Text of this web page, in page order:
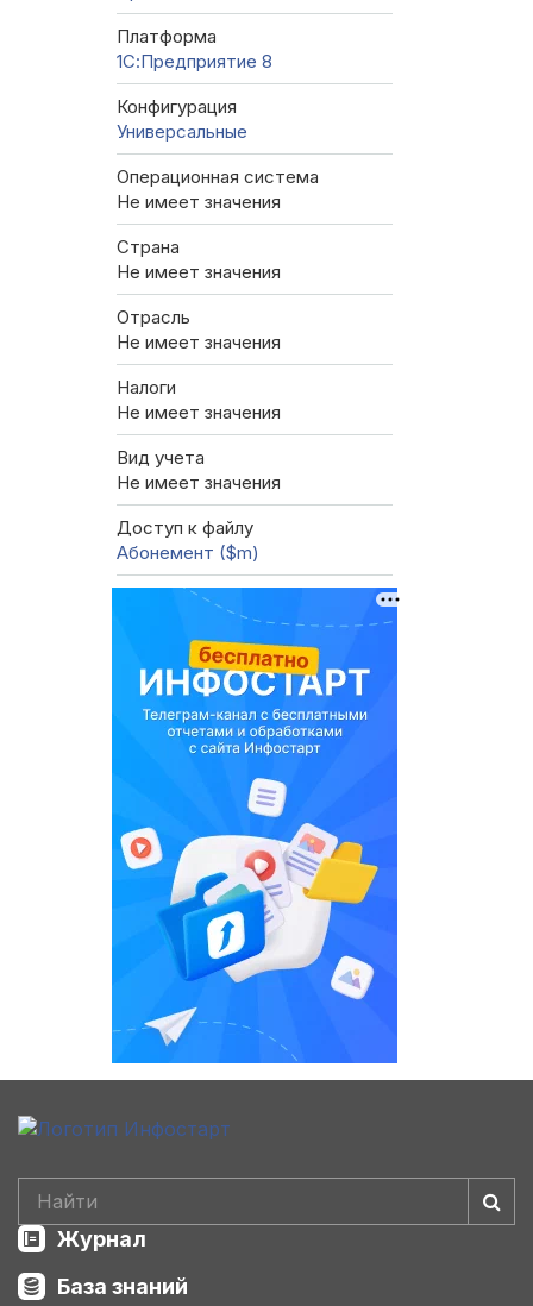
Платформа
1С:Предприятие 8
Конфигурация
Универсальные
Операционная система
Не имеет значения
Страна
Не имеет значения
Отрасль
Не имеет значения
Налоги
Не имеет значения
Вид учета
Не имеет значения
Доступ к файлу
Абонемент ($m)
Журнал
База знаний